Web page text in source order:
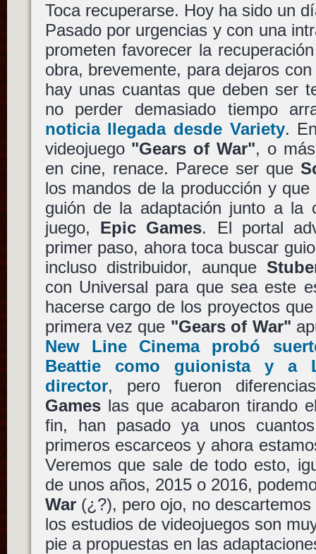
Toca recuperarse. Hoy ha sido un
Pasado por urgencias y con una
prometen favorecer la
obra, brevemente, para dejaros
hay unas cuantas que deben ser
no perder demasiado tiempo
noticia llegada desde Variety.
videojuego "Gears of War", o
en cine, renace. Parece ser que
los mandos de la producción y
guión de la adaptación junto a la
juego, Epic Games. El portal
primer paso, ahora toca buscar
incluso distribuidor, aunque
con Universal para que sea este
hacerse cargo de los proyectos
primera vez que "Gears of War"
New Line Cinema probó
Beattie como guionista y a
director, pero fueron
Gameslas que acabaron tirando
fin, han pasado ya unos
primeros escarceos y ahora
Veremos que sale de todo esto,
de unos años, 2015 o 2016,
War(¿?), pero ojo, no descartemos
los estudios de videojuegos son
pie a propuestas en las